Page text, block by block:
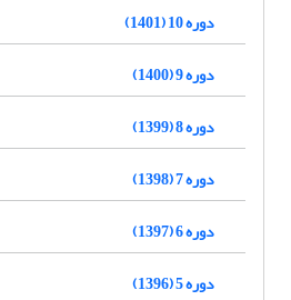
دوره 10 (1401)
دوره 9 (1400)
دوره 8 (1399)
دوره 7 (1398)
دوره 6 (1397)
دوره 5 (1396)